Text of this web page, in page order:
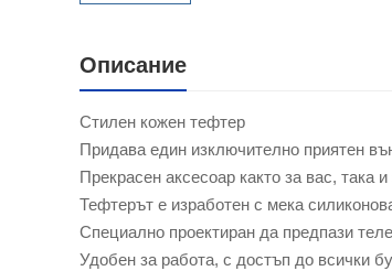
Описание
Стилен кожен тефтер
Придава един изключително приятен
Прекрасен аксесоар както за вас, така
Тефтерът е изработен с мека
Специално проектиран да предпази
Удобен за работа, с достъп до всички